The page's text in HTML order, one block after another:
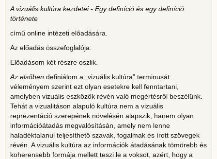
A vizuális kultúra kezdetei - Egy definíció és egy definíció
története
című online intézeti előadására.
Az előadás összefoglalója:
Előadásom két részre oszlik.
Az elsőben definiálom a „vizuális kultúra” terminusát:
véleményem szerint ezt olyan esetekre kell fenntartani,
amelyben vizuális eszközök révén való megértésről beszélünk.
Tehát a vizualitáson alapuló kultúra nem a vizuális
reprezentáció szerepének növelésén alapszik, hanem olyan
információátadás megvalósításán, amely nem lenne
haladéktalanul teljesíthető szavak, fogalmak és írott szövegek
révén. A vizuális kultúra az információk átadásának tömörebb és
koherensebb formája mellett teszi le a voksot, azért, hogy a